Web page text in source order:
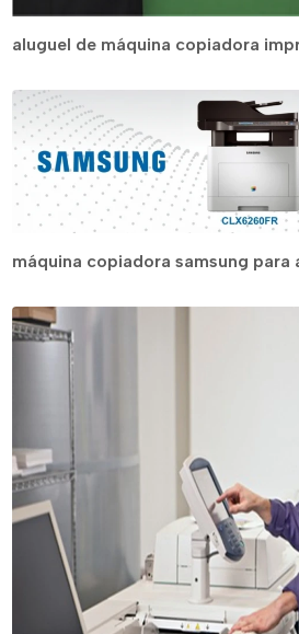
aluguel de máquina copiadora
máquina copiadora samsung para